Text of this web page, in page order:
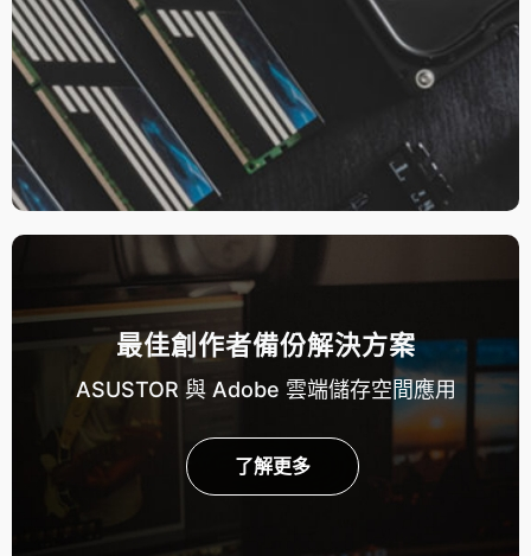
最佳創作者備份解決方案
ASUSTOR 與 Adobe 雲端儲存空間應用
了解更多